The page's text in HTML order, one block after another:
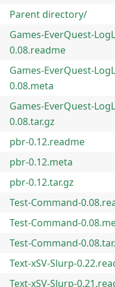
Parent directory/
Games-EverQuest-
0.08.readme
Games-EverQuest-
0.08.meta
Games-EverQuest-
0.08.tar.gz
pbr-0.12.readme
pbr-0.12.meta
pbr-0.12.tar.gz
Test-Command-
Test-Command-
Test-Command-
Text-xSV-Slurp-
Text-xSV-Slurp-